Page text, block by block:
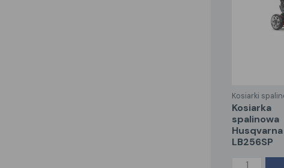
Kosiarki
kosiarka
spalinowa
Husqvarna
LB256SP